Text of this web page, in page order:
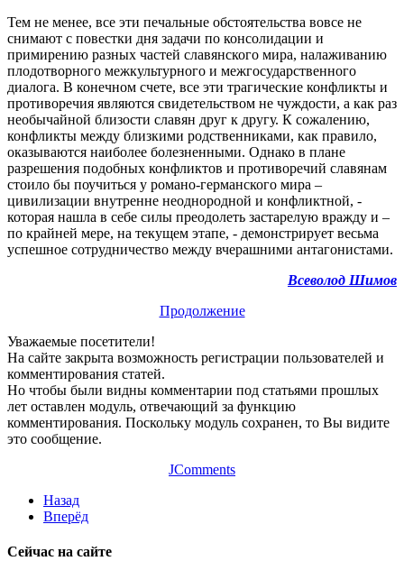
Тем не менее, все эти печальные обстоятельства вовсе не
снимают с повестки дня задачи по консолидации и
примирению разных частей славянского мира, налаживанию
плодотворного межкультурного и межгосударственного
диалога. В конечном счете, все эти трагические конфликты и
противоречия являются свидетельством не чуждости, а как раз
необычайной близости славян друг к другу. К сожалению,
конфликты между близкими родственниками, как правило,
оказываются наиболее болезненными. Однако в плане
разрешения подобных конфликтов и противоречий славянам
стоило бы поучиться у романо-германского мира –
цивилизации внутренне неоднородной и конфликтной, -
которая нашла в себе силы преодолеть застарелую вражду и –
по крайней мере, на текущем этапе, - демонстрирует весьма
успешное сотрудничество между вчерашними антагонистами.
Всеволод Шимов
Продолжение
Уважаемые посетители!
На сайте закрыта возможность регистрации пользователей и
комментирования статей.
Но чтобы были видны комментарии под статьями прошлых
лет оставлен модуль, отвечающий за функцию
комментирования. Поскольку модуль сохранен, то Вы видите
это сообщение.
JComments
Назад
Вперёд
Сейчас на сайте